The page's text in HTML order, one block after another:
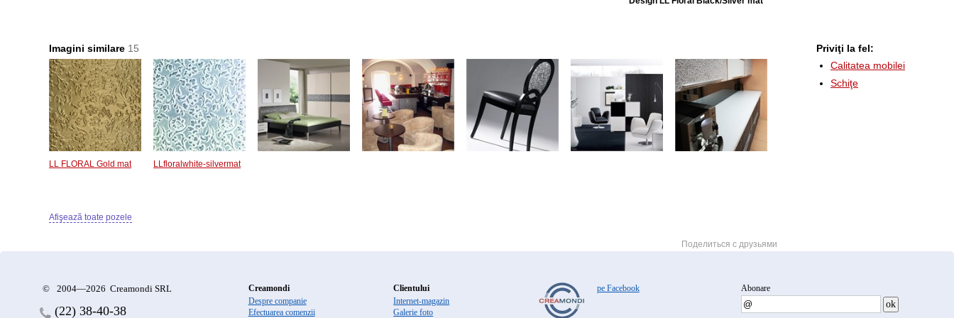
Imagini similare 15
LL FLORAL Gold mat LLfloralwhite-silvermat
Afişează toate pozele
Priviţi la fel:
Calitatea mobilei
Schiţe
Поделиться с друзьями
© 2004—2026 Creamondi SRL
(22) 38-40-38
Creamondi
Despre companie
Efectuarea comenzii
Clientului
Internet-magazin
Galerie foto
pe Facebook Abonare